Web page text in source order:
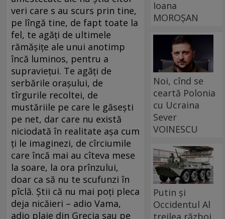
veri care s au scurs prin tine,
pe lîngă tine, de fapt toate la
fel, te agăți de ultimele
rămășițe ale unui anotimp
încă luminos, pentru a
supraviețui. Te agăți de
serbările orașului, de
tîrgurile recoltei, de
mustăriile pe care le găsești
pe net, dar care nu există
niciodată în realitate așa cum
ți le imaginezi, de cîrciumile
care încă mai au cîteva mese
la soare, la ora prînzului,
doar ca să nu te scufunzi în
pîclă. Știi că nu mai poți pleca
deja nicăieri – adio Vama,
adio plaje din Grecia sau pe
Ioana
MOROȘAN
Noi, cînd se
ceartă Polonia
cu Ucraina
Sever
VOINESCU
Putin și
Occidentul Al
treilea război